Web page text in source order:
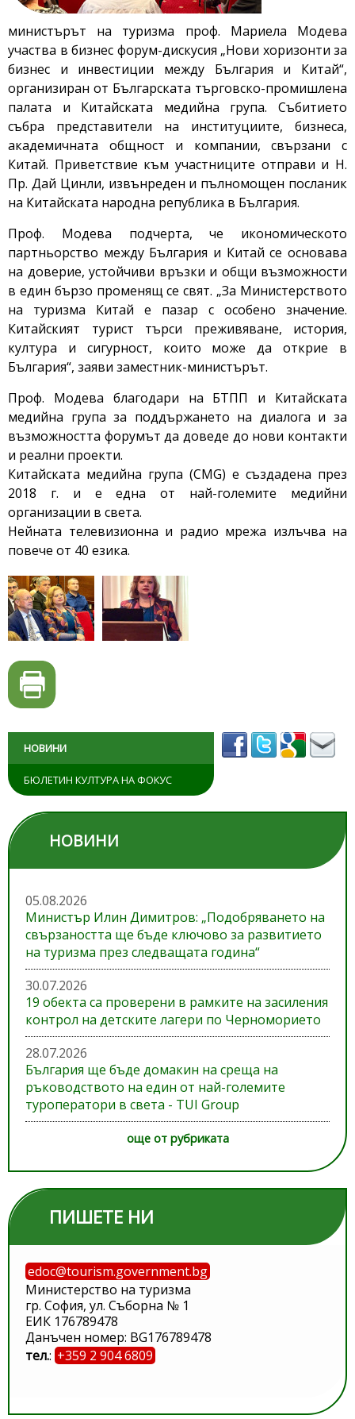
министърът на туризма проф. Мариела Модева
участва в бизнес форум-дискусия „Нови хоризонти за
бизнес и инвестиции между България и Китай“,
организиран от Българската търговско-промишлена
палата и Китайската медийна група. Събитието
събра представители на институциите, бизнеса,
академичната общност и компании, свързани с
Китай. Приветствие към участниците отправи и Н.
Пр. Дай Цинли, извънреден и пълномощен посланик
на Китайската народна република в България.
Проф. Модева подчерта, че икономическото
партньорство между България и Китай се основава
на доверие, устойчиви връзки и общи възможности
в един бързо променящ се свят. „За Министерството
на туризма Китай е пазар с особено значение.
Китайският турист търси преживяване, история,
култура и сигурност, които може да открие в
България“, заяви заместник-министърът.
Проф. Модева благодари на БТПП и Китайската
медийна група за поддържането на диалога и за
възможността форумът да доведе до нови контакти
и реални проекти.
Китайската медийна група (CMG) е създадена през
2018 г. и е една от най-големите медийни
организации в света.
Нейната телевизионна и радио мрежа излъчва на
повече от 40 езика.
НОВИНИ
БЮЛЕТИН КУЛТУРА НА ФОКУС
НОВИНИ
05.08.2026
Министър Илин Димитров: „Подобряването на
свързаността ще бъде ключово за развитието
на туризма през следващата година“
30.07.2026
19 обекта са проверени в рамките на засиления
контрол на детските лагери по Черноморието
28.07.2026
България ще бъде домакин на среща на
ръководството на един от най-големите
туроператори в света - TUI Group
още от рубриката
ПИШЕТЕ НИ
edoc@tourism.government.bg
Министерство на туризма
гр. София, ул. Съборна № 1
ЕИК 176789478
Данъчен номер: BG176789478
тел.: +359 2 904 6809